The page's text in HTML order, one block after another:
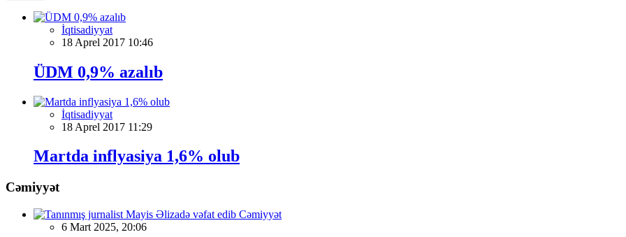
İqtisadiyyat
18 Aprel 2017 10:46
ÜDM 0,9% azalıb
İqtisadiyyat
18 Aprel 2017 11:29
Martda inflyasiya 1,6% olub
Cəmiyyət
Cəmiyyət
6 Mart 2025, 20:06